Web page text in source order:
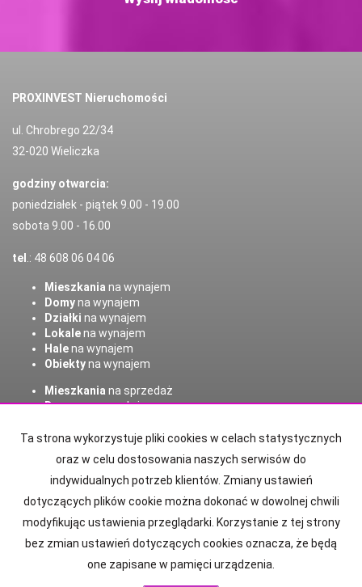
PROXINVEST Nieruchomości
ul. Chrobrego 22/34
32-020 Wieliczka
godziny otwarcia:
poniedziałek - piątek 9.00 - 19.00
sobota 9.00 - 16.00
tel .: 48 608 06 04 06
Mieszkania na wynajem
Domyna wynajem
Działki na wynajem
Lokalena wynajem
Halena wynajem
Obiektyna wynajem
Mieszkania na sprzedaż
Domyna sprzedaż
Lokalena sprzedaż
na sprzedaż
Obiektyna sprzedaż
Strona główna Kontakt notatnik Kup Sprzedaj Polisa OC
Wzór odstąpienia
Ta strona wykorzystuje pliki cookies w celach statystycznych
oraz w celu dostosowania naszych serwisów do
indywidualnych potrzeb klientów. Zmiany ustawień
dotyczących plików cookie można dokonać w dowolnej chwili
modyfikując ustawienia przeglądarki. Korzystanie z tej strony
bez zmian ustawień dotyczących cookies oznacza, że będą
one zapisane w pamięci urządzenia.